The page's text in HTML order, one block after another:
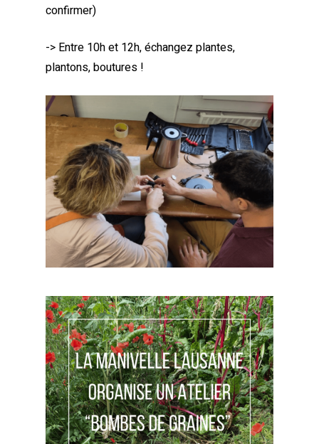
confirmer)
-> Entre 10h et 12h, échangez plantes,
plantons, boutures !